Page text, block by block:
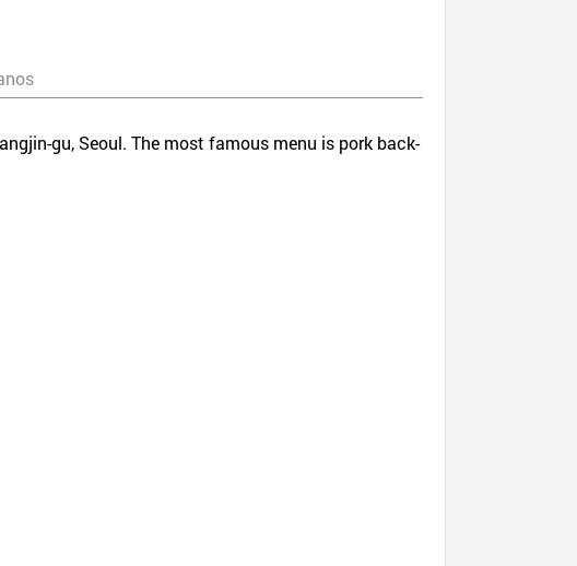
gu, Seoul. The most famous menu is pork back-